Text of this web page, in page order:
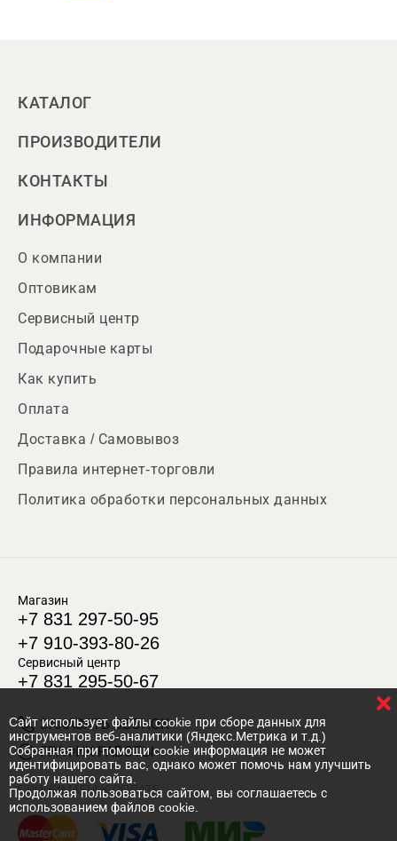
КАТАЛОГ
ПРОИЗВОДИТЕЛИ
КОНТАКТЫ
ИНФОРМАЦИЯ
О компании
Оптовикам
Сервисный центр
Подарочные карты
Как купить
Оплата
Доставка / Самовывоз
Правила интернет-торговли
Политика обработки персональных данных
Магазин
+7 831 297-50-95
+7 910-393-80-26
Сервисный центр
+7 831 295-50-67
ЗАКАЗАТЬ ЗВОНОК
ГРАФИК РАБОТЫ
ПРИНИМАЕМ К ОПЛАТЕ
Cайт использует файлы cookie при сборе данных для
инструментов веб-аналитики (Яндекс.Метрика и т.д.)
Собранная при помощи cookie информация не может
идентифицировать вас, однако может помочь нам улучшить
работу нашего сайта.
Продолжая пользоваться сайтом, вы соглашаетесь с
использованием файлов cookie.